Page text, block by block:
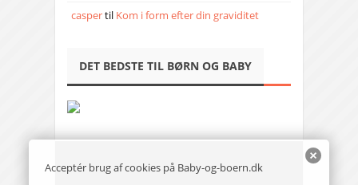
caspertil Kom i form efter din graviditet
DET BEDSTE TIL BØRN OG BABY
Acceptér brug af cookies på Baby-og-boern.dk